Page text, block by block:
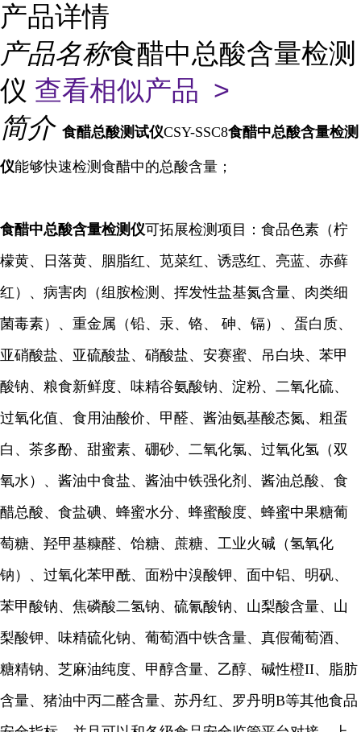
产品详情
产品名称食醋中总酸含量检测
仪 查看相似产品 >
简介 食醋总酸测试仪CSY-SSC8食醋中总酸含量检测
仪能够快速检测食醋中的总酸含量；
食醋中总酸含量检测仪可拓展检测项目：食品色素（柠
檬黄、日落黄、胭脂红、苋菜红、诱惑红、亮蓝、赤藓
红）、病害肉（组胺检测、挥发性盐基氮含量、肉类细
菌毒素）、重金属（铅、汞、铬、 砷、镉）、蛋白质、
亚硝酸盐、亚硫酸盐、硝酸盐、安赛蜜、吊白块、苯甲
酸钠、粮食新鲜度、味精谷氨酸钠、淀粉、二氧化硫、
过氧化值、食用油酸价、甲醛、酱油氨基酸态氮、粗蛋
白、茶多酚、甜蜜素、硼砂、二氧化氯、过氧化氢（双
氧水）、酱油中食盐、酱油中铁强化剂、酱油总酸、食
醋总酸、食盐碘、蜂蜜水分、蜂蜜酸度、蜂蜜中果糖葡
萄糖、羟甲基糠醛、饴糖、蔗糖、工业火碱（氢氧化
钠）、过氧化苯甲酰、面粉中溴酸钾、面中铝、明矾、
苯甲酸钠、焦磷酸二氢钠、硫氰酸钠、山梨酸含量、山
梨酸钾、味精硫化钠、葡萄酒中铁含量、真假葡萄酒、
糖精钠、芝麻油纯度、甲醇含量、乙醇、碱性橙II、脂肪
含量、猪油中丙二醛含量、苏丹红、罗丹明B等其他食品